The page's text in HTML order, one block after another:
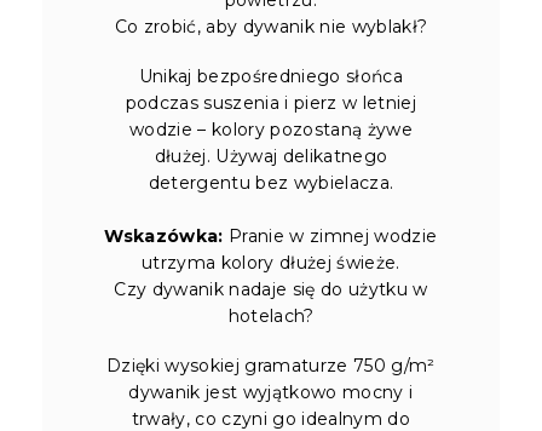
Co zrobić, aby dywanik nie wyblakł?
Unikaj bezpośredniego słońca
podczas suszenia i pierz w letniej
wodzie – kolory pozostaną żywe
dłużej. Używaj delikatnego
detergentu bez wybielacza.
Wskazówka: Pranie w zimnej wodzie
utrzyma kolory dłużej świeże.
Czy dywanik nadaje się do użytku w
hotelach?
Dzięki wysokiej gramaturze 750 g/m²
dywanik jest wyjątkowo mocny i
trwały, co czyni go idealnym do